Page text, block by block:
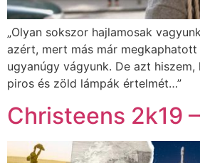
„Olyan sokszor hajlamosak
azért, mert más már megkaphatott
ugyanúgy vágyunk. De azt
piros és zöld lámpák értelmét…”
Christeens 2k19